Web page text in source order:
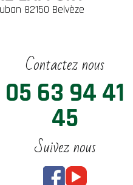
82150 Belvèze
Contactez nous
05 63 94 41
45
Suivez nous